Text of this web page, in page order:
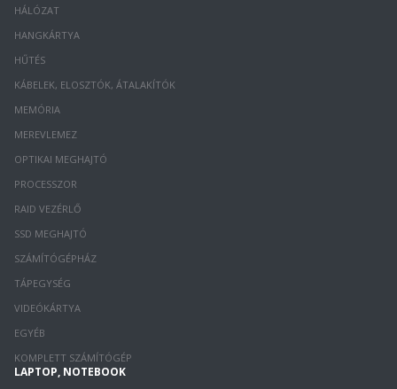
HÁLÓZAT
HANGKÁRTYA
HŰTÉS
KÁBELEK, ELOSZTÓK, ÁTALAKÍTÓK
MEMÓRIA
MEREVLEMEZ
OPTIKAI MEGHAJTÓ
PROCESSZOR
RAID VEZÉRLŐ
SSD MEGHAJTÓ
SZÁMÍTÓGÉPHÁZ
TÁPEGYSÉG
VIDEÓKÁRTYA
EGYÉB
KOMPLETT SZÁMÍTÓGÉP
LAPTOP, NOTEBOOK